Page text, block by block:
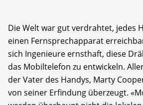
Die Welt war gut verdrahtet, jedes
einen Fernsprechapparat
sich Ingenieure ernsthaft, diese
das Mobiltelefon zu entwickeln.
der Vater des Handys, Marty
von seiner Erfindung überzeugt.